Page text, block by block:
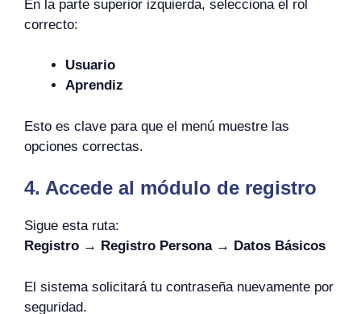
En la parte superior izquierda, selecciona el rol
correcto:
Usuario
Aprendiz
Esto es clave para que el menú muestre las
opciones correctas.
4. Accede al módulo de registro
Sigue esta ruta:
Registro → Registro Persona → Datos Básicos
El sistema solicitará tu contraseña nuevamente por
seguridad.